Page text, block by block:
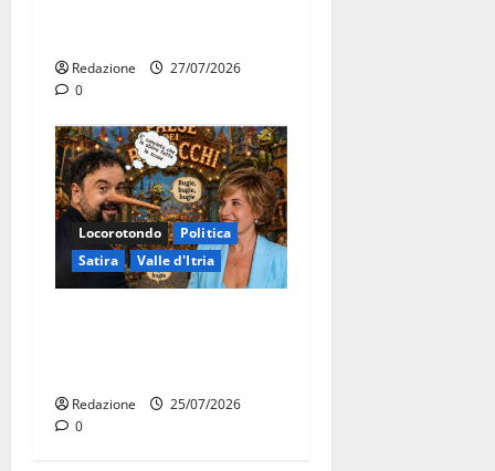
Redazione
27/07/2026
0
Locorotondo
Politica
Satira
Valle d'Itria
Redazione
25/07/2026
0